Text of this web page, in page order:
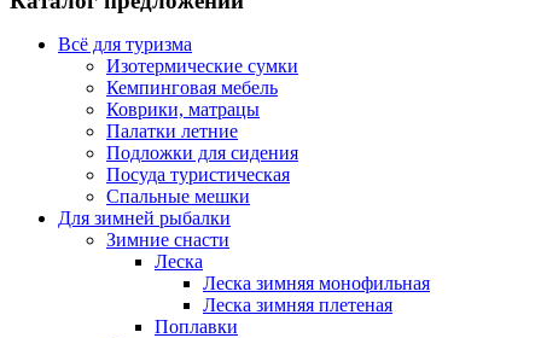
Всё для туризма
Изотермические сумки
Кемпинговая мебель
Коврики, матрацы
Палатки летние
Подложки для сидения
Посуда туристическая
Спальные мешки
Для зимней рыбалки
Зимние снасти
Леска
Леска зимняя монофильная
Леска зимняя плетеная
Поплавки